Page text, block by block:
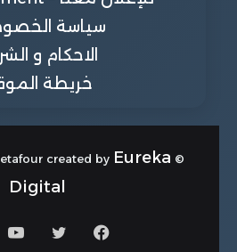
سياسة
الاحكام و
خريطة
© Copyright 2026, detafour created by
Eureka
Digital
فيسبوكتويتر